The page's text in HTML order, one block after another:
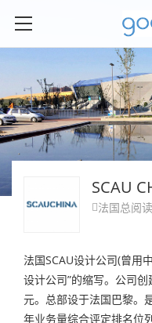
SCAU
 法国总阅
法国SCAU设计公司(曾用
设计公司”的缩写。公司
元。总部设于法国巴黎。
年业务量综合评定排名位